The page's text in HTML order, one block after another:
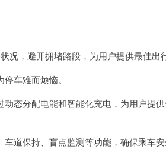
，避开拥堵路段，为用户提供最佳出行
车难而烦恼。
态分配电能和智能化充电，为用户提
保持、盲点监测等功能，确保乘车安